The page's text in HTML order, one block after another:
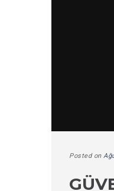
Posted on